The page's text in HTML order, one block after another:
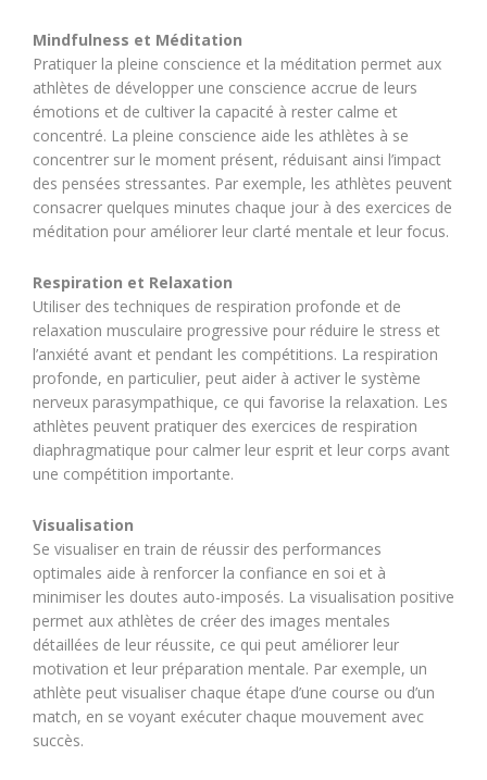
Mindfulness et Méditation
Pratiquer la pleine conscience et la méditation permet aux
athlètes de développer une conscience accrue de leurs
émotions et de cultiver la capacité à rester calme et
concentré. La pleine conscience aide les athlètes à se
concentrer sur le moment présent, réduisant ainsi l’impact
des pensées stressantes. Par exemple, les athlètes peuvent
consacrer quelques minutes chaque jour à des exercices de
méditation pour améliorer leur clarté mentale et leur focus.
Respiration et Relaxation
Utiliser des techniques de respiration profonde et de
relaxation musculaire progressive pour réduire le stress et
l’anxiété avant et pendant les compétitions. La respiration
profonde, en particulier, peut aider à activer le système
nerveux parasympathique, ce qui favorise la relaxation. Les
athlètes peuvent pratiquer des exercices de respiration
diaphragmatique pour calmer leur esprit et leur corps avant
une compétition importante.
Visualisation
Se visualiser en train de réussir des performances
optimales aide à renforcer la confiance en soi et à
minimiser les doutes auto-imposés. La visualisation positive
permet aux athlètes de créer des images mentales
détaillées de leur réussite, ce qui peut améliorer leur
motivation et leur préparation mentale. Par exemple, un
athlète peut visualiser chaque étape d’une course ou d’un
match, en se voyant exécuter chaque mouvement avec
succès.